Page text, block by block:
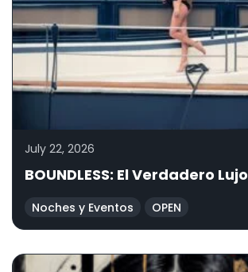
July 22, 2026
BOUNDLESS: El Verdadero Lujo
Noches y Eventos OPEN